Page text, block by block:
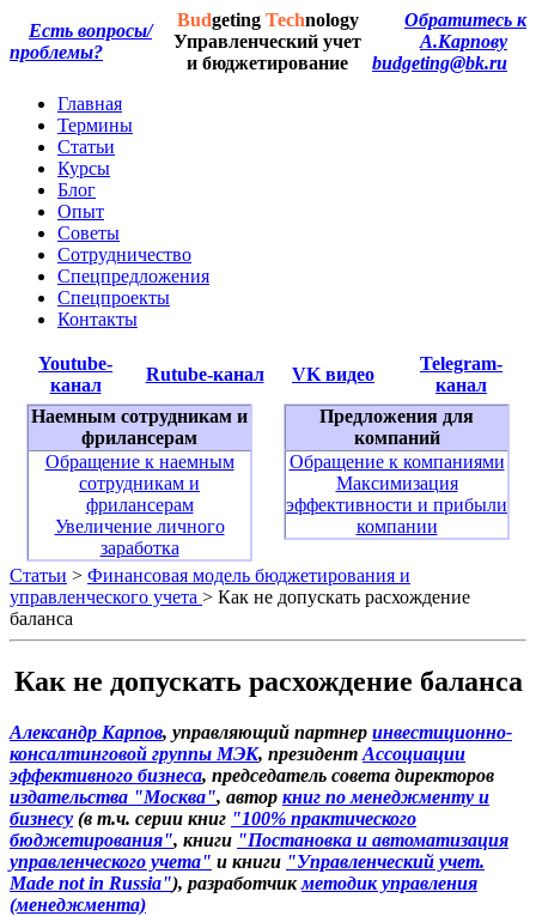
Есть вопросы/
проблемы?
Budgeting Technology
Управленческий учет
и бюджетирование
Обратитесь к
А.Карпову
budgeting@bk.ru
Главная
Термины
Статьи
Курсы
Блог
Опыт
Советы
Сотрудничество
Спецпредложения
Спецпроекты
Контакты
Youtube-
канал
Rutube-канал VK видео
Telegram-
канал
Наемным сотрудникам и
фрилансерам
Обращение к наемным
сотрудникам и
фрилансерам
Увеличение личного
заработка
Предложения для
компаний
Обращение к компаниями
Максимизация
эффективности и прибыли
компании
Статьи > Финансовая модель бюджетирования и
управленческого учета > Как не допускать расхождение
баланса
Как не допускать расхождение баланса
Александр Карпов, управляющий партнер инвестиционно-
консалтинговой группы МЭК, президент Ассоциации
эффективного бизнеса, председатель совета директоров
издательства "Москва", автор книг по менеджменту и
бизнесу (в т.ч. серии книг "100% практического
бюджетирования", книги "Постановка и автоматизация
управленческого учета" и книги "Управленческий учет.
Made not in Russia"), разработчикметодик управления
(менеджмента)